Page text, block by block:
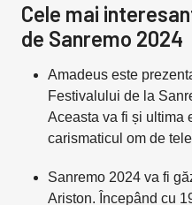
Cele mai
de Sanremo 2024
Amadeus este
Festivalului de la
Aceasta va fi și ultima
carismaticul om de
Sanremo 2024 va fi
Ariston. Începând cu